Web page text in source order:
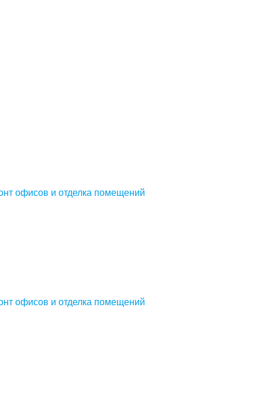
офисов и отделка помещений
офисов и отделка помещений